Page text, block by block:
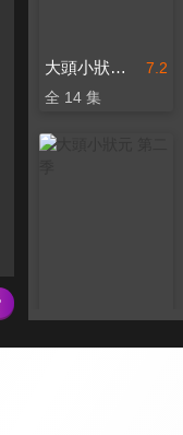
7.2
大頭小狀元 第一季
全 14 集